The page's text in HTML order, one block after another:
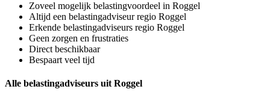
Zoveel mogelijk belastingvoordeel in Roggel
Altijd een belastingadviseur regio Roggel
Erkende belastingadviseurs regio Roggel
Geen zorgen en frustraties
Direct beschikbaar
Bespaart veel tijd
Alle belastingadviseurs uit Roggel